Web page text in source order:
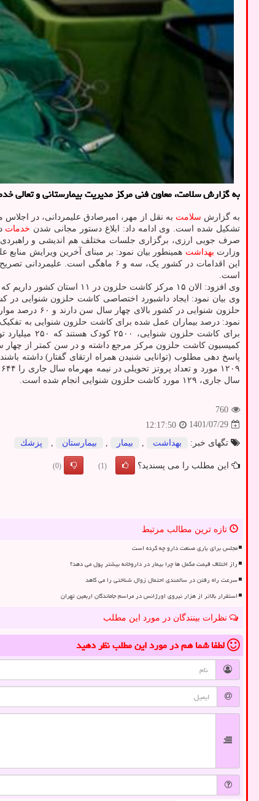
به گزارش سلامت، معاون فنی مرکز مدیریت بیمارستانی و تعالی
به گزارش سلامت به نقل از مهر، امیرصادق علیمردانی، در اجلاس
تشکیل شده است. وی ادامه داد: ابلاغ دستور مجانی شدن خدمات
صرف جویی ارزی، برگزاری جلسات مختلف هم اندیشی و راهبردی
وزارت بهداشت
است.
وی افزود: الان ۱۵ مرکز کاشت حلزون در ۱۱ استان کشور داریم که چهار مرکز در تهران قرار دارد. ایجاد مرکز در یزد تصویب شده و در لرستان و بندرعباس در دست اقدام است.
حلزون شنوایی در کشور بالای چهار سال سن دارند و ۶۰ درصد موارد عمل شده سن چهار سال را رد کرده اند که این روند باید اصلاح گردد. معاون فنی مرکز مدیریت بیمارستانی و تعالی خدمات بالینی
برای کاشت حلزون شنوایی، ۲۵۰۰ کودک هستند که ۲۵۰ میلیارد تومان بار مالی سالانه دارد.
کمیسیون کاشت حلزون مرکز مرجع داشته و در سن کمتر از چهار
سال جاری، ۱۲۹ مورد کاشت حلزون شنوایی انجام شده است.
760
1401/07/29
12:17:50
تگهای خبر:
بهداشت , بیمار , بیمارستان , پزشك
این مطلب را می پسندید؟ (1)
(0)
تازه ترین مطالب مرتبط
مجلس برای یاری صنعت دارو چه کرده است
راز اختلاف قیمت مکمل ها چرا بیمار در داروخانه بیشتر پول می دهد؟
سرعت راه رفتن در سالمندی احتمال زوال شناختی را می کاهد
استقرار بالاتر از هزار نیروی اورژانس در مراسم جاماندگان اربعین تهران
نظرات بینندگان در مورد این مطلب
لطفا شما همدر مورد این مطلبنظر دهید